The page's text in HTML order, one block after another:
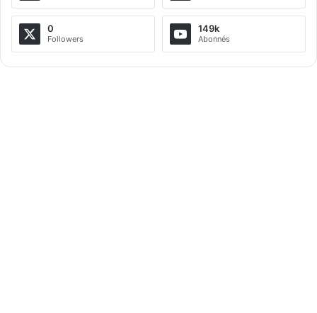
n
t
i
0
Followers
149k
Abonnés